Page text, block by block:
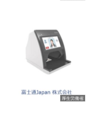
厚生労働省